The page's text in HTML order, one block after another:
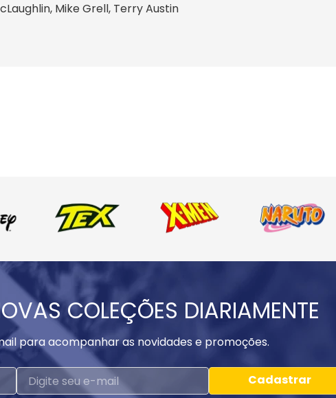
Mike Grell, Terry Austin
COLEÇÕES DIARIAMENTE
para acompanhar as novidades e promoções.
Cadastrar